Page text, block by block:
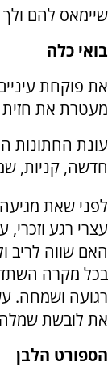
שיימאס להם
בואי כלה
את פוקחת
מעטרת את
עונת החתונות
חדשה, קניות,
לפני שאת
עצרי רגע
האם שווה לריב
בכל מקרה
רגועה ושמחה.
את לובשת
הספורט הלבן